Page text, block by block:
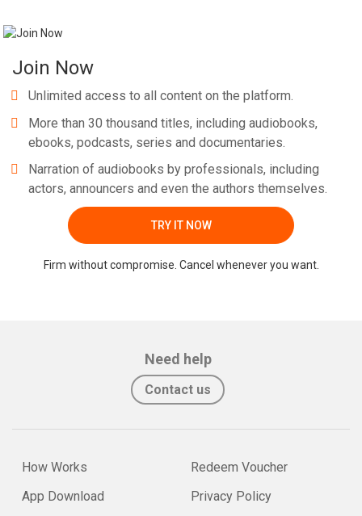
Join Now
Unlimited access to all content on the platform.
More than 30 thousand titles, including audiobooks,
ebooks, podcasts, series and documentaries.
Narration of audiobooks by professionals, including
actors, announcers and even the authors themselves.
TRY IT NOW
Firm without compromise. Cancel whenever you want.
Need help
Contact us
How Works
App Download
Redeem Voucher
Privacy Policy